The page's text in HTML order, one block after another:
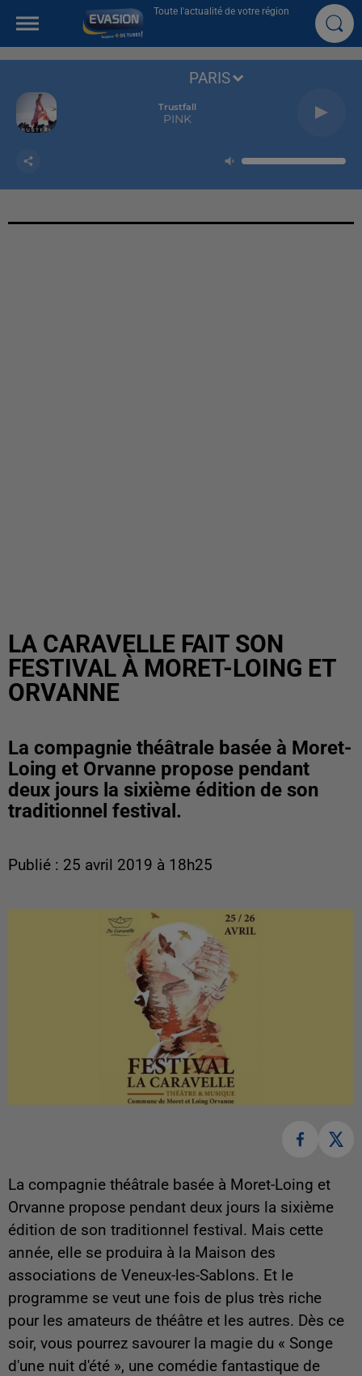
Toute l'actualité de votre région
Trustfall
PINK
PARIS
LA CARAVELLE FAIT SON
FESTIVAL À MORET-LOING ET
ORVANNE
La compagnie théâtrale basée à Moret-
Loing et Orvanne propose pendant
deux jours la sixième édition de son
traditionnel festival.
Publié : 25 avril 2019 à 18h25
La compagnie théâtrale basée à Moret-Loing et
Orvanne propose pendant deux jours la sixième
édition de son traditionnel festival. Mais cette
année, elle se produira à la Maison des
associations de Veneux-les-Sablons. Et le
programme se veut une fois de plus très riche
pour les amateurs de théâtre et les autres. Dès ce
soir, vous pourrez savourer la magie du « Songe
d'une nuit d'été », une comédie fantastique de